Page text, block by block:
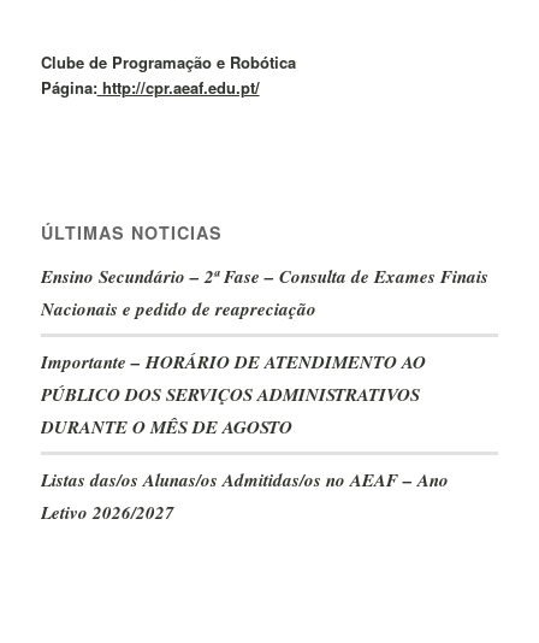
Clube de Programação e Robótica
Página:http://cpr.aeaf.edu.pt/
ÚLTIMAS NOTICIAS
Ensino Secundário – 2ª Fase – Consulta de Exames Finais
Nacionais e pedido de reapreciação
Importante – HORÁRIO DE ATENDIMENTO AO
PÚBLICO DOS SERVIÇOS ADMINISTRATIVOS
DURANTE O MÊS DE AGOSTO
Listas das/os Alunas/os Admitidas/os no AEAF – Ano
Letivo 2026/2027